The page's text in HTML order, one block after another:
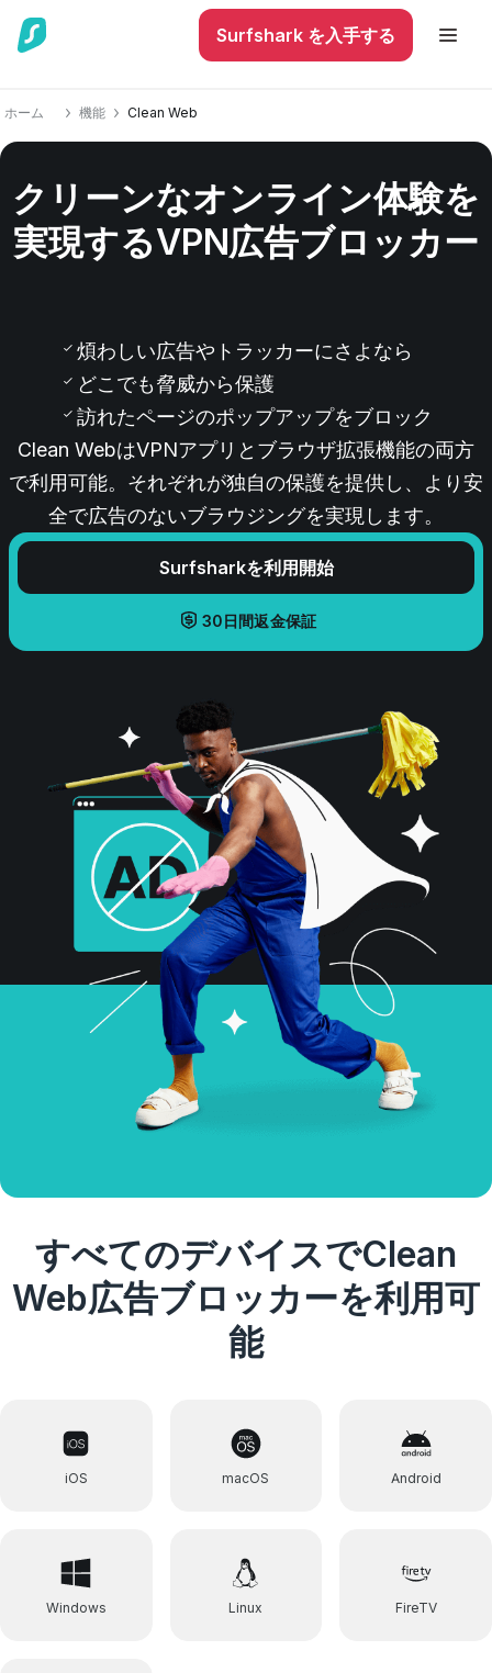
Surfshark を入手する
ホーム 機能 Clean Web
クリーンなオンライン体験を
実現するVPN広告ブロッカー
煩わしい広告やトラッカーにさよなら
どこでも脅威から保護
訪れたページのポップアップをブロック
Clean WebはVPNアプリとブラウザ拡張機能の両方
で利用可能。それぞれが独自の保護を提供し、より安
全で広告のないブラウジングを実現します。
Surfsharkを利用開始
30日間返金保証
すべてのデバイスでClean
Web広告ブロッカーを利用可
能
iOS macOS Android
Windows Linux FireTV